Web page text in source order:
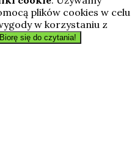
plików cookies w celu
w korzystaniu z
się do czytania!